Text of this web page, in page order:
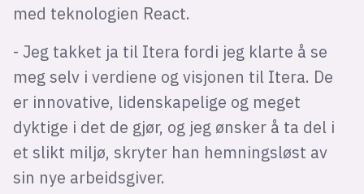
med teknologien React.
- Jeg takket ja til Itera fordi jeg klarte å se
meg selv i verdiene og visjonen til Itera. De
er innovative, lidenskapelige og meget
dyktige i det de gjør, og jeg ønsker å ta del i
et slikt miljø, skryter han hemningsløst av
sin nye arbeidsgiver.